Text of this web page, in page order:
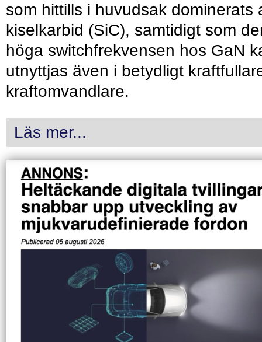
som hittills i huvudsak dominerats
kiselkarbid (SiC), samtidigt som
höga switchfrekvensen hos GaN
utnyttjas även i betydligt
kraftomvandlare.
Läs mer...